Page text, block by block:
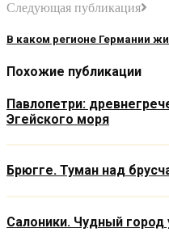
Следующая публикация
В каком регионе Германии
Похожие публикации
Павлопетри:
Эгейского моря
Брюгге. Туман над
Салоники. Чудный город